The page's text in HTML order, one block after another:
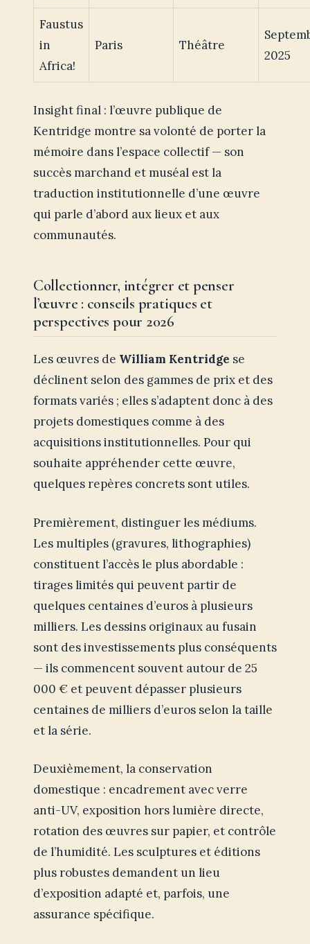
Faustus
in
Africa!
Paris Théâtre
2025
Insight final : l’œuvre publique de
Kentridge montre sa volonté de porter la
mémoire dans l’espace collectif — son
succès marchand et muséal est la
traduction institutionnelle d’une œuvre
qui parle d’abord aux lieux et aux
communautés.
Collectionner, intégrer et penser
l’œuvre : conseils pratiques et
perspectives pour 2026
Les œuvres de William Kentridge se
déclinent selon des gammes de prix et des
formats variés ; elles s’adaptent donc à des
projets domestiques comme à des
acquisitions institutionnelles. Pour qui
souhaite appréhender cette œuvre,
quelques repères concrets sont utiles.
Premièrement, distinguer les médiums.
Les multiples (gravures, lithographies)
constituent l’accès le plus abordable :
tirages limités qui peuvent partir de
quelques centaines d’euros à plusieurs
milliers. Les dessins originaux au fusain
sont des investissements plus conséquents
— ils commencent souvent autour de 25
000 € et peuvent dépasser plusieurs
centaines de milliers d’euros selon la taille
et la série.
Deuxièmement, la conservation
domestique : encadrement avec verre
anti-UV, exposition hors lumière directe,
rotation des œuvres sur papier, et contrôle
de l’humidité. Les sculptures et éditions
plus robustes demandent un lieu
d’exposition adapté et, parfois, une
assurance spécifique.